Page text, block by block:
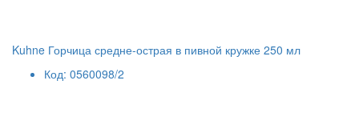
Kuhne Горчица средне-острая в пивной кружке 250 мл
Код: 0560098/2